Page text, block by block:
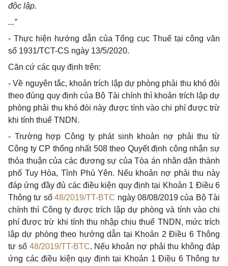
độc lập.
...”
- Thực hiện hướng dẫn của Tổng cục Thuế tại công văn
số 1931/TCT-CS ngày 13/5/2020.
Căn cứ các quy định trên:
- Về nguyên tắc, khoản trích lập dự phòng phải thu khó đòi
theo đúng quy định của Bộ Tài chính thì khoản trích lập dự
phòng phải thu khó đòi này được tính vào chi phí được trừ
khi tính thuế TNDN.
- Trường hợp Công ty phát sinh khoản nợ phải thu từ
Công ty CP thống nhất 508 theo Quyết định công nhận sự
thỏa thuận của các đương sự của Tòa án nhân dân thành
phố Tuy Hòa, Tỉnh Phú Yên. Nếu khoản nợ phải thu này
đáp ứng đầy đủ các điều kiện quy định tại Khoản 1 Điều 6
Thông tư số48/2019/TT-BTC ngày 08/08/2019 của Bộ Tài
chính thì Công ty được trích lập dự phòng và tính vào chi
phí được trừ khi tính thu nhập chịu thuế TNDN, mức trích
lập dự phòng theo hướng dẫn tại Khoản 2 Điều 6 Thông
tư số 48/2019/TT-BTC. Nếu khoản nợ phải thu không đáp
ứng các điều kiện quy định tại Khoản 1 Điều 6 Thông tư